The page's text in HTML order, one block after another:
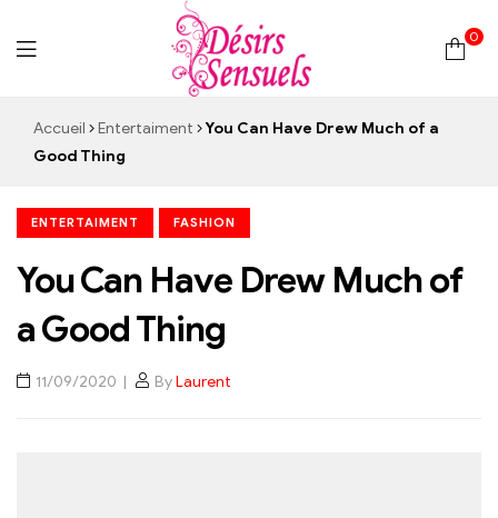
Desirs
0
Accueil Entertaiment
You Can Have Drew Much of a
Good Thing
ENTERTAIMENT FASHION
You Can Have Drew Much of
a Good Thing
11/09/2020 ByLaurent